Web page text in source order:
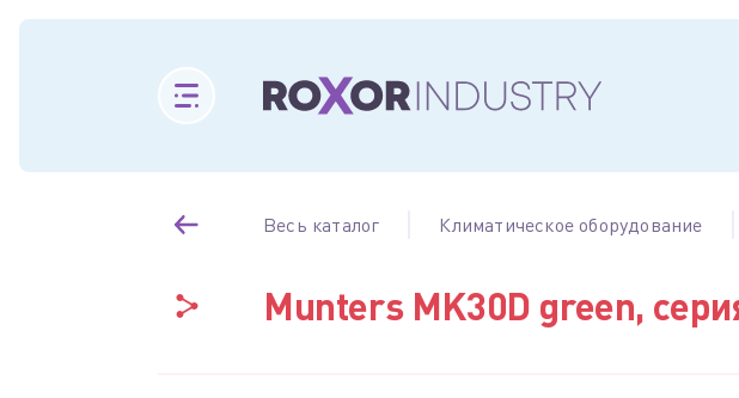
Весь каталог Климатическое оборудование
Munters MK30D green,